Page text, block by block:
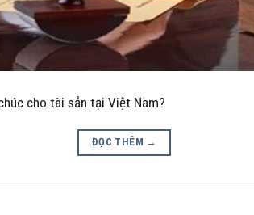
cho tài sản tại Việt Nam?
ĐỌC THÊM →